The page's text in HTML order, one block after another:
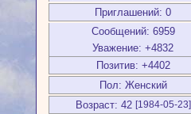
Приглашений: 0
Сообщений: 6959
Уважение: +4832
Позитив: +4402
Пол: Женский
Возраст: 42 [1984-05-23]